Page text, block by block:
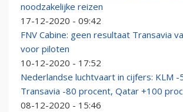
noodzakelijke reizen
17-12-2020 - 09:42
FNV Cabine: geen resultaat Transavia
voor piloten
10-12-2020 - 17:52
Nederlandse luchtvaart in cijfers: KLM
Transavia -80 procent, Qatar +100
08-12-2020 - 15:46